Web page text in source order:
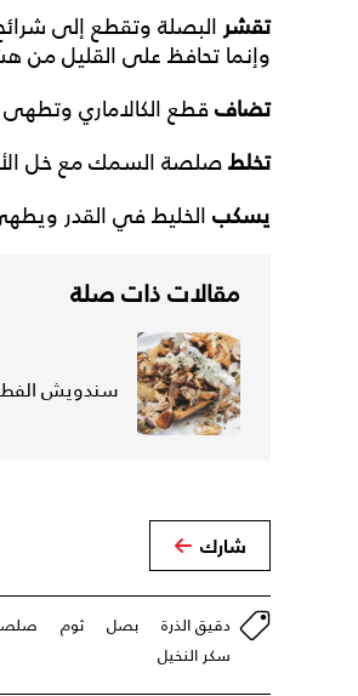
تقشرالبصلة وتقطع إلى شرائح
وإنما تحافظ على القليل من
تضافقطع الكالاماري
تخلطصلصة السمك مع خل
يسكب الخليط في القدر
مقالات ذات صلة
سندويش
شارك
دقيق الذرة بصل ثوم
سكر النخيل